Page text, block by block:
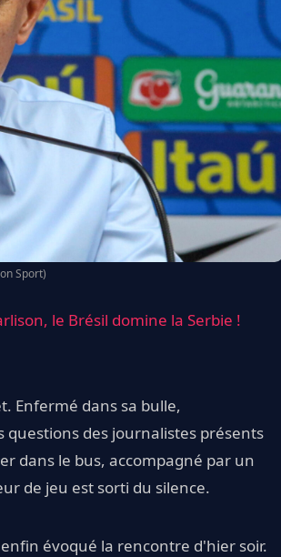
Sport)
le Brésil domine la Serbie !
Enfermé dans sa bulle,
des journalistes présents
dans le bus, accompagné par un
de jeu est sorti du silence.
évoqué la rencontre d'hier soir.